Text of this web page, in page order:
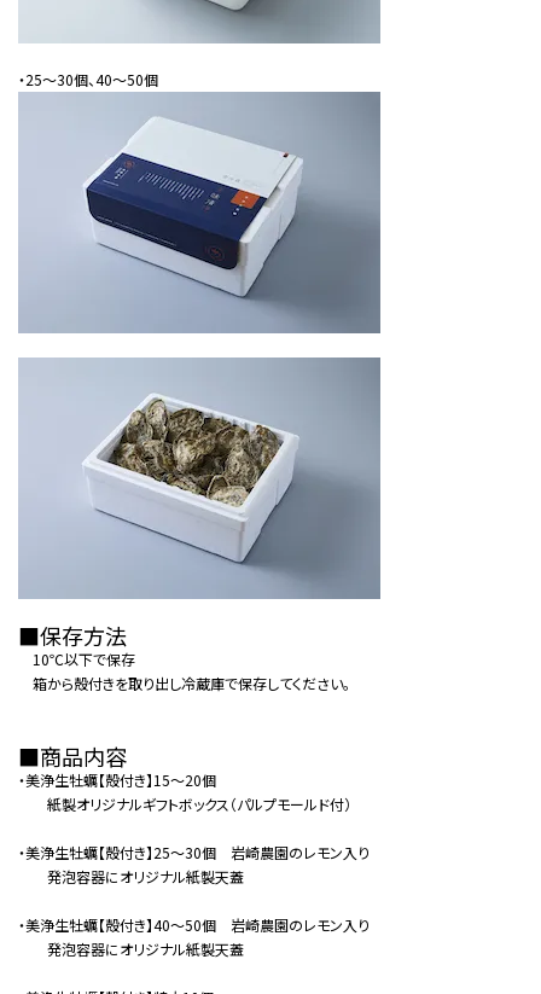
・25〜30個、40〜50個
■保存方法
10℃以下で保存
箱から殻付きを取り出し冷蔵庫で保存してください。
■商品内容
・美浄生牡蠣【殻付き】15〜20個
紙製オリジナルギフトボックス（パルプモールド付）
・美浄生牡蠣【殻付き】25〜30個 岩崎農園のレモン入り
発泡容器にオリジナル紙製天蓋
・美浄生牡蠣【殻付き】40〜50個 岩崎農園のレモン入り
発泡容器にオリジナル紙製天蓋